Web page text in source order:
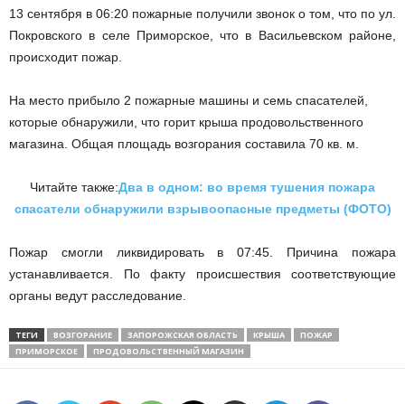
13 сентября в 06:20 пожарные получили звонок о том, что по ул.
Покровского в селе Приморское, что в Васильевском районе,
происходит пожар.
На место прибыло 2 пожарные машины и семь спасателей,
которые обнаружили, что горит крыша продовольственного
магазина. Общая площадь возгорания составила 70 кв. м.
Читайте также:Два в одном: во время тушения пожара
спасатели обнаружили взрывоопасные предметы (ФОТО)
Пожар смогли ликвидировать в07:45. Причина пожара
устанавливается. По факту происшествия соответствующие
органы ведут расследование.
ТЕГИ ВОЗГОРАНИЕ ЗАПОРОЖСКАЯ ОБЛАСТЬ КРЫША
ПОЖАР
ПРИМОРСКОЕ
ПРОДОВОЛЬСТВЕННЫЙ МАГАЗИН